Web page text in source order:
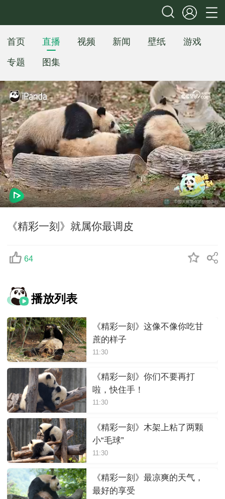
首页 直播 视频 新闻 壁纸
游戏
专题
图集
《精彩一刻》就属你最调皮
64
播放列表
《精彩一刻》这像不像你吃甘
蔗的样子
11:30
《精彩一刻》你们不要再打
啦，快住手！
11:30
《精彩一刻》木架上粘了两颗
小“毛球”
11:30
《精彩一刻》最凉爽的天气，
最好的享受